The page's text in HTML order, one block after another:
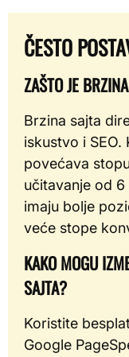
ČESTO
ZAŠTO JE
Brzina sajta
iskustvo i SEO.
povećava
učitavanje od
imaju bolje
veće stope
KAKO MOGU
SAJTA?
Koristite
Google